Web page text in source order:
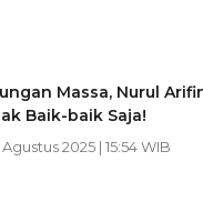
Massa, Nurul
Baik-baik Saja!
2025 | 15:54 WIB